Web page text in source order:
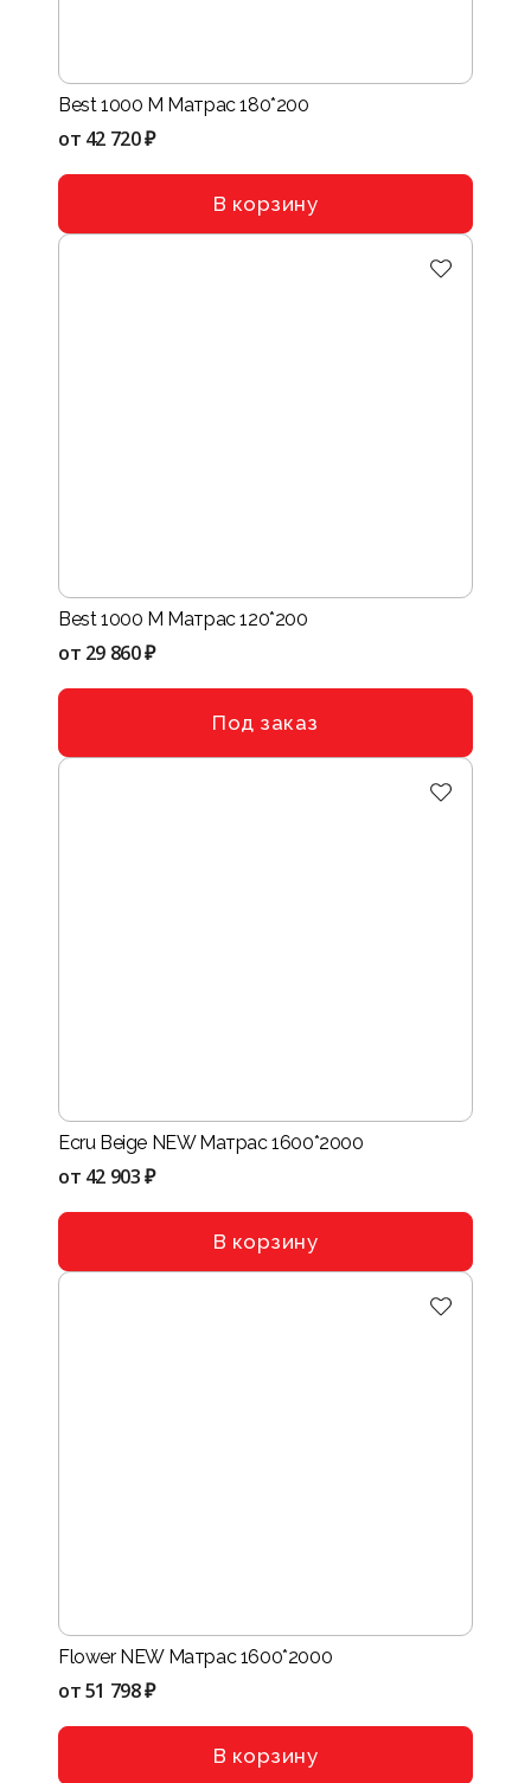
Best 1000 M Матрас 180*200
от 42 720 ₽
В корзину
Best 1000 M Матрас 120*200
от 29 860 ₽
Под заказ
Ecru Beige NEW Матрас 1600*2000
от 42 903 ₽
В корзину
Flower NEW Матрас 1600*2000
от51 798 ₽
В корзину